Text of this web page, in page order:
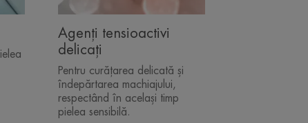
Agenți tensioactivi
delicați
Pentru curățarea delicată și
îndepărtarea machiajului,
respectând în același timp
pielea sensibilă.